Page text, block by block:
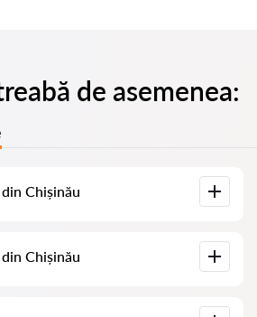
de asemenea:
Chișinău
evaluări, numere de telefon și
Chișinău